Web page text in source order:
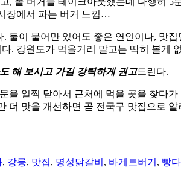
장에서 파는 버거 느낌…
둘이 붙어만 있어도 좋은 연인이나, 맛
다. 강원도가 먹을거리 말고는 딱히 볼게
해 보시고 가길 강력하게 권고드린다.
을 일찍 닫아서 근처에 먹을 곳을 찾다가
더 맛을 개선하면 곧 전국구 맛집으로
, 강릉, 맛집, 명성닭갈비 , 바게트버거 , 빵